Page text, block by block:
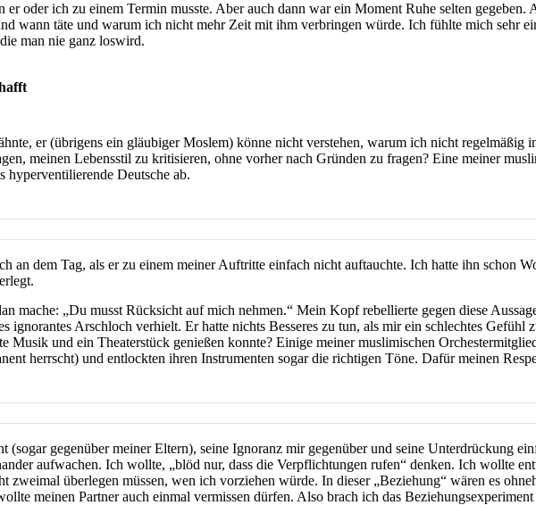
oder ich zu einem Termin musste. Aber auch dann war ein Moment Ruhe selten
wann täte und warum ich nicht mehr Zeit mit ihm verbringen würde. Ich fühlte mich sehr
man nie ganz loswird.
er (übrigens ein gläubiger Moslem) könne nicht verstehen, warum ich nicht
meinen Lebensstil zu kritisieren, ohne vorher nach Gründen zu fragen? Eine meiner
hyperventilierende Deutsche ab.
an dem Tag, als er zu einem meiner Auftritte einfach nicht auftauchte. Ich hatte ihn schon
mache: „Du musst Rücksicht auf mich nehmen.“ Mein Kopf rebellierte gegen diese
ignorantes Arschloch verhielt. Er hatte nichts Besseres zu tun, als mir ein schlechtes
Musik und ein Theaterstück genießen konnte? Einige meiner muslimischen
herrscht) und entlockten ihren Instrumenten sogar die richtigen Töne. Dafür meinen
(sogar gegenüber meiner Eltern), seine Ignoranz mir gegenüber und seine Unterdrückung
aufwachen. Ich wollte, „blöd nur, dass die Verpflichtungen rufen“ denken. Ich wollte
überlegen müssen, wen ich vorziehen würde. In dieser „Beziehung“ wären es
meinen Partner auch einmal vermissen dürfen. Also brach ich das Beziehungsexperiment